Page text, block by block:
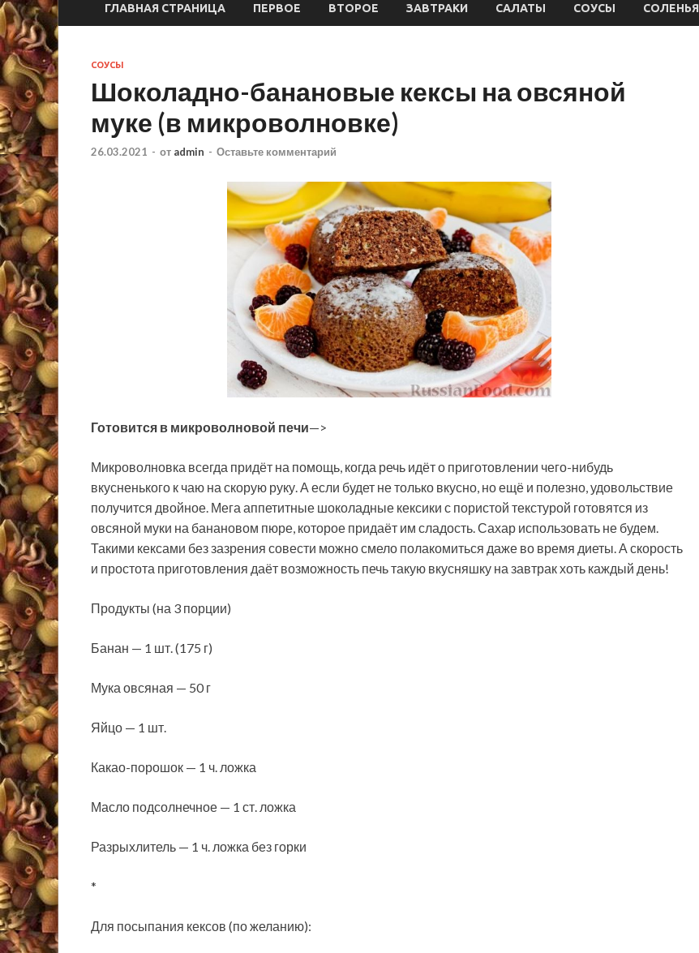
ГЛАВНАЯ СТРАНИЦА ПЕРВОЕ ВТОРОЕ ЗАВТРАКИ САЛАТЫ СОУСЫ СОЛЕНЬЯ
СОУСЫ
Шоколадно-банановые кексы на овсяной
муке (в микроволновке)
26.03.2021 - от admin - Оставьте комментарий
Готовится в микроволновой печи—>
Микроволновка всегда придёт на помощь, когда речь идёт о приготовлении чего-нибудь
вкусненького к чаю на скорую руку. А если будет не только вкусно, но ещё и полезно, удовольствие
получится двойное. Мега аппетитные шоколадные кексики с пористой текстурой готовятся из
овсяной муки на банановом пюре, которое придаёт им сладость. Сахар использовать не будем.
Такими кексами без зазрения совести можно смело полакомиться даже во время диеты. А скорость
и простота приготовления даёт возможность печь такую вкусняшку на завтрак хоть каждый день!
Продукты (на 3 порции)
Банан — 1 шт. (175 г)
Мука овсяная — 50 г
Яйцо — 1 шт.
Какао-порошок — 1 ч. ложка
Масло подсолнечное — 1 ст. ложка
Разрыхлитель — 1 ч. ложка без горки
*
Для посыпания кексов (по желанию):